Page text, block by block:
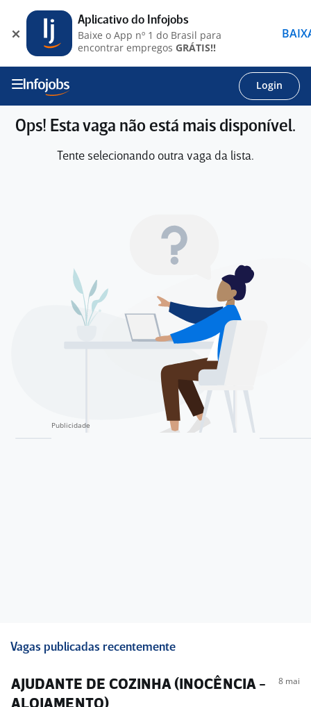
Login
Ops! Esta vaga não está mais disponível.
Tente selecionando outra vaga da lista.
Vagas publicadas recentemente
AJUDANTE DE COZINHA (INOCÊNCIA -
8 mai
Aplicativo do Infojobs
Baixe o App nº 1 do Brasil para
encontrar empregos GRÁTIS!!